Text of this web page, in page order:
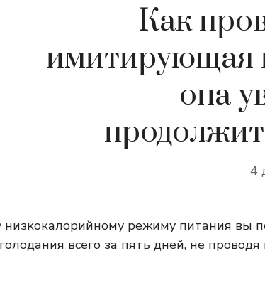
Как
имитирующая
она
4
низкокалорийному режиму питания вы
всего за пять дней, не